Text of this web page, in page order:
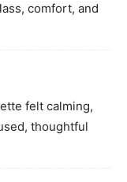
comfort, and
felt calming,
thoughtful